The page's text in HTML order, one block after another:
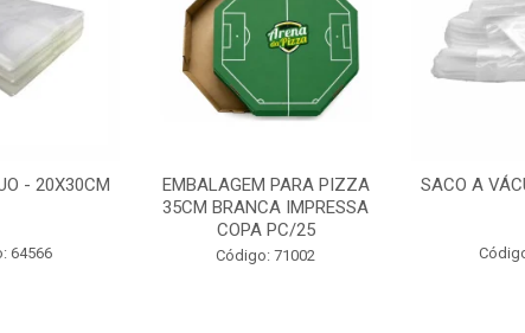
- 20X30CM
64566
EMBALAGEM PARA PIZZA
35CM BRANCA IMPRESSA
COPA PC/25
Código: 71002
SACO A